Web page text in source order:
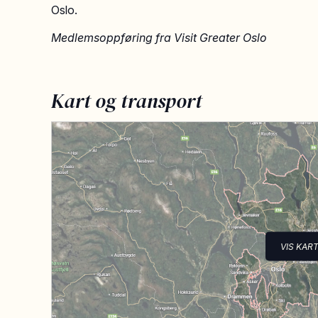
Oslo.
Medlemsoppføring fra Visit Greater Oslo
Kart og transport
VIS KART